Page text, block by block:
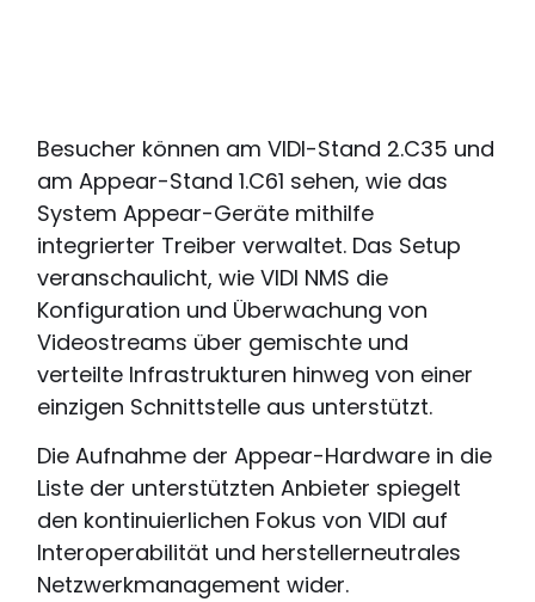
Besucher können am VIDI-Stand 2.C35 und
am Appear-Stand 1.C61 sehen, wie das
System Appear-Geräte mithilfe
integrierter Treiber verwaltet. Das Setup
veranschaulicht, wie VIDI NMS die
Konfiguration und Überwachung von
Videostreams über gemischte und
verteilte Infrastrukturen hinweg von einer
einzigen Schnittstelle aus unterstützt.
Die Aufnahme der Appear-Hardware in die
Liste der unterstützten Anbieter spiegelt
den kontinuierlichen Fokus von VIDI auf
Interoperabilität und herstellerneutrales
Netzwerkmanagement wider.